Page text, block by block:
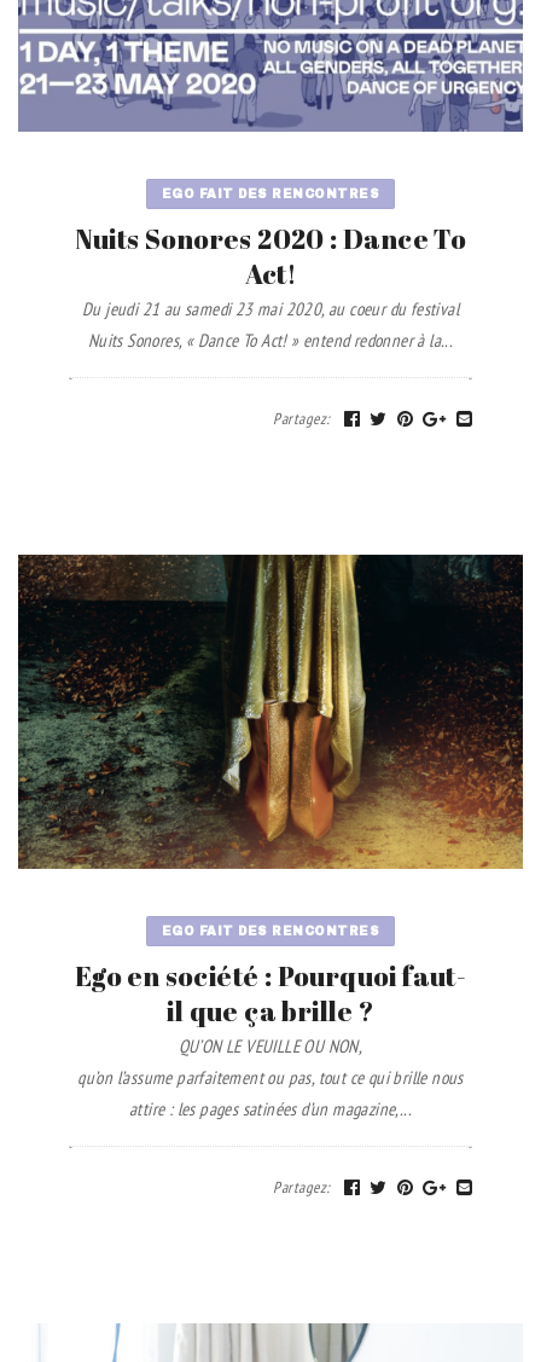
EGO FAIT DES RENCONTRES
Nuits Sonores 2020 : Dance To
Act!
Du jeudi 21 au samedi 23 mai 2020, au coeur du festival
Nuits Sonores, « Dance To Act! » entend redonner à la...
Partagez:
EGO FAIT DES RENCONTRES
Ego en société : Pourquoi faut-
il que ça brille ?
QU’ON LE VEUILLE OU NON,
qu’on l’assume parfaitement ou pas, tout ce qui brille nous
attire : les pages satinées d’un magazine,...
Partagez: